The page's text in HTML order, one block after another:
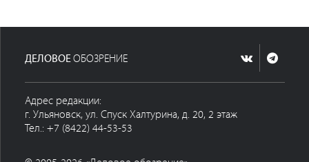
ДЕЛОВОЕОБОЗРЕНИЕ
Адрес редакции:
г. Ульяновск, ул. Спуск Халтурина, д. 20, 2 этаж
Тел.: +7 (8422) 44-53-53